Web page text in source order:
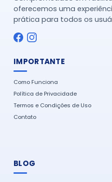
oferecemos uma
prática para todos os
IMPORTANTE
Como Funciona
Política de Privacidade
Termos e Condições de Uso
Contato
BLOG